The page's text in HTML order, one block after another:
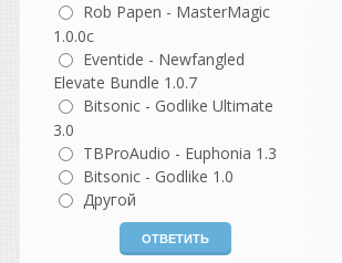
guter
написал 06.08.2026 в
не согласна с этим
понимаю, откуда он взялся.
В нем есть доля
ностальгии, но как
описание реальности он
сильно идеализирован.
Rob Papen - MasterMagic
1.0.0c
Eventide - Newfangled
Elevate Bundle 1.0.7
Bitsonic - Godlike Ultimate
3.0
TBProAudio - Euphonia 1.3
Bitsonic - Godlike 1.0
Другой